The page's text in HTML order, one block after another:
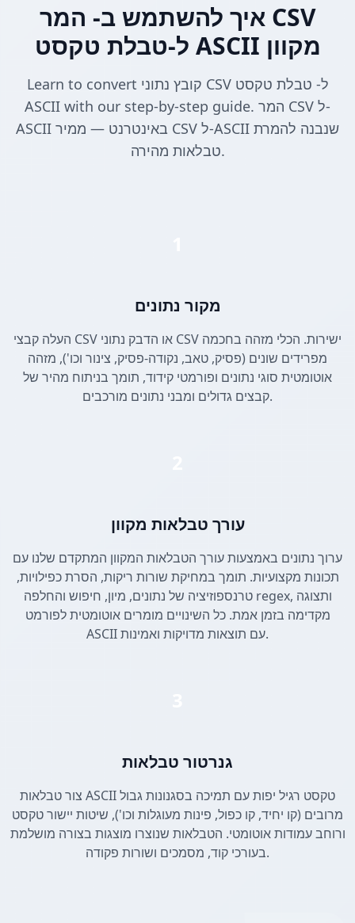
איך להשתמש ב- המר CSV
ל-טבלת טקסט ASCII מקוון
Learn to convert קובץ נתוני CSV ל- טבלת טקסט
ASCII with our step-by-step guide. המר CSV ל-
ASCII באינטרנט — ממיר CSV ל-ASCII שנבנה להמרת
טבלאות מהירה.
מקור נתונים
העלה קבצי CSV או הדבק נתוני CSV ישירות. הכלי מזהה בחכמה
מפרידים שונים (פסיק, טאב, נקודה-פסיק, צינור וכו'), מזהה
אוטומטית סוגי נתונים ופורמטי קידוד, תומך בניתוח מהיר של
קבצים גדולים ומבני נתונים מורכבים.
עורך טבלאות מקוון
ערוך נתונים באמצעות עורך הטבלאות המקוון המתקדם שלנו עם
תכונות מקצועיות. תומך במחיקת שורות ריקות, הסרת כפילויות,
טרנספוזיציה של נתונים, מיון, חיפוש והחלפה regex, ותצוגה
מקדימה בזמן אמת. כל השינויים מומרים אוטומטית לפורמט
ASCII עם תוצאות מדויקות ואמינות.
גנרטור טבלאות
צור טבלאות ASCII טקסט רגיל יפות עם תמיכה בסגנונות גבול
מרובים (קו יחיד, קו כפול, פינות מעוגלות וכו'), שיטות יישור טקסט
ורוחב עמודות אוטומטי. הטבלאות שנוצרו מוצגות בצורה מושלמת
בעורכי קוד, מסמכים ושורות פקודה.